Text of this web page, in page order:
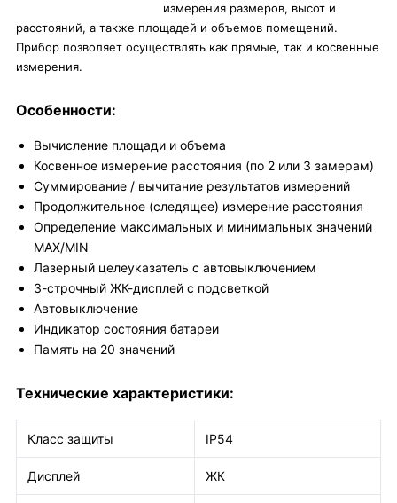
измерения размеров, высот и
расстояний, а также площадей и объемов помещений.
Прибор позволяет осуществлять как прямые, так и косвенные
измерения.
Особенности:
Вычисление площади и объема
Косвенное измерение расстояния (по 2 или 3 замерам)
Суммирование / вычитание результатов измерений
Продолжительное (следящее) измерение расстояния
Определение максимальных и минимальных значений
MAX/MIN
Лазерный целеуказатель с автовыключением
3-строчный ЖК-дисплей с подсветкой
Автовыключение
Индикатор состояния батареи
Память на 20 значений
Технические характеристики:
Класc защиты IP54
Дисплей ЖК